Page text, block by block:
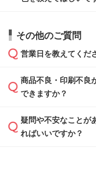
い合わせください。
なお、印刷用デー
から添付してお送り
・解像度の低いデ
しい
解像度の低い画像
などを、印刷に適
・フルカラーデー
お見積・ご注文・
相談いただきます
ご希望や商品の本
本体色がブラック
白色か淡い色の印
す。
本体色がナチュラ
っきりと目立たせ
らかい雰囲気にし
その他のご質問
営業日を教えてくだ
営業日は平日の
休みとなります。
速やかに対応いた
商品不良・印刷不良
できますか？
お手数をお掛けい
フまでご連絡くだ
疑問や不安なことが
ればいいですか？